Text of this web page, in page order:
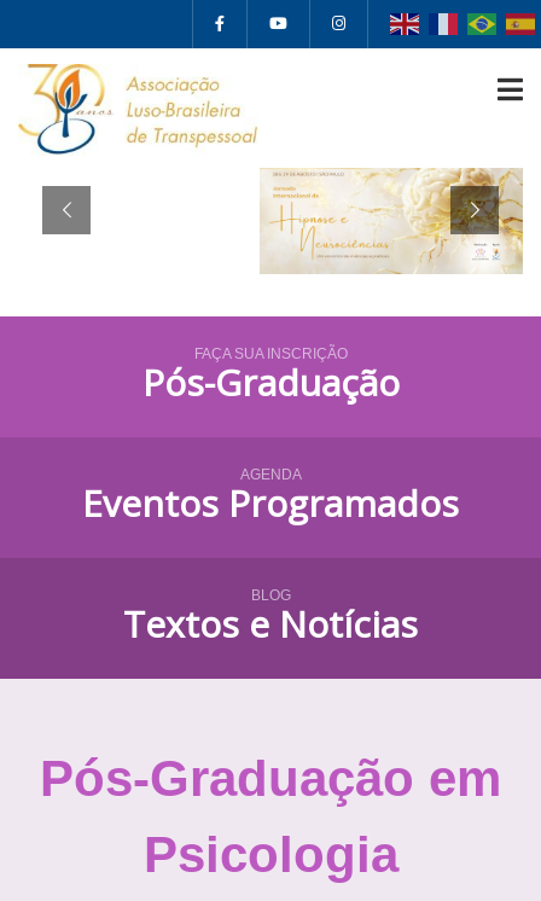
FAÇA SUA INSCRIÇÃO
Pós-Graduação
AGENDA
Eventos Programados
BLOG
Textos e Notícias
Pós-Graduação em
Psicologia